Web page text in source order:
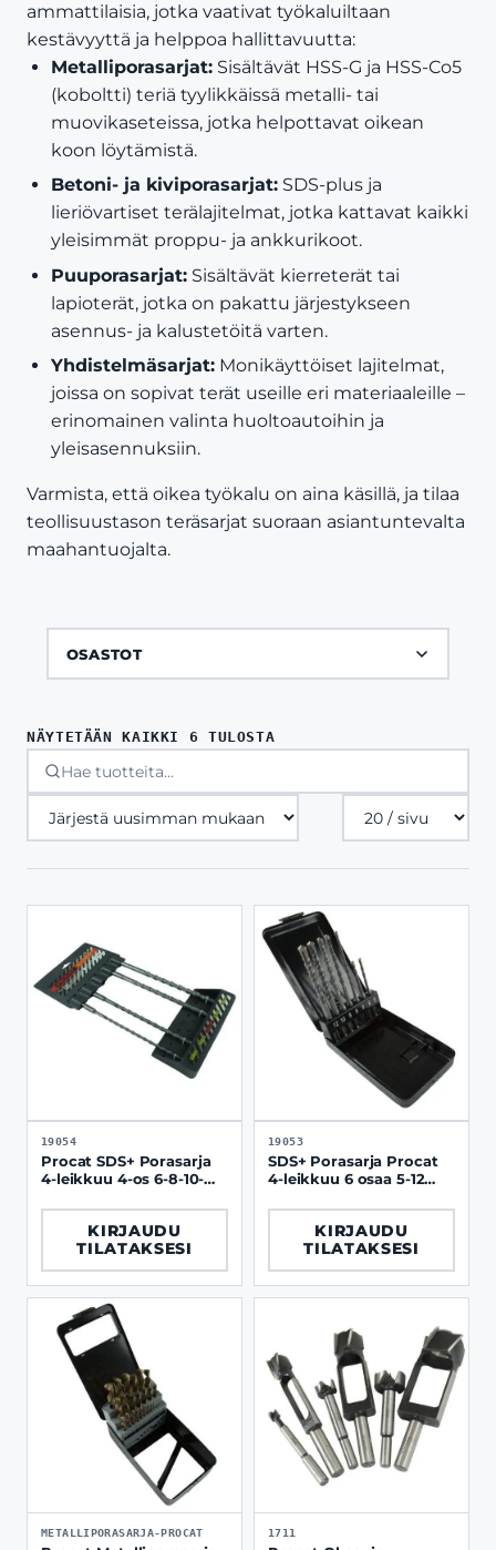
ammattilaisia, jotka vaativat työkaluiltaan
kestävyyttä ja helppoa hallittavuutta:
Metalliporasarjat: Sisältävät HSS-G ja HSS-Co5
(koboltti) teriä tyylikkäissä metalli- tai
muovikaseteissa, jotka helpottavat oikean
koon löytämistä.
Betoni- ja kiviporasarjat: SDS-plus ja
lieriövartiset terälajitelmat, jotka kattavat kaikki
yleisimmät proppu- ja ankkurikoot.
Puuporasarjat: Sisältävät kierreterät tai
lapioterät, jotka on pakattu järjestykseen
asennus- ja kalustetöitä varten.
Yhdistelmäsarjat: Monikäyttöiset lajitelmat,
joissa on sopivat terät useille eri materiaaleille –
erinomainen valinta huoltoautoihin ja
yleisasennuksiin.
Varmista, että oikea työkalu on aina käsillä, ja tilaa
teollisuustason teräsarjat suoraan asiantuntevalta
maahantuojalta.
OSASTOT
NÄYTETÄÄN KAIKKI 6 TULOSTASORTED
Tuotteita
sivulla
19054
Procat SDS+ Porasarja
4-leikkuu 4-os 6-8-10-
KIRJAUDU
TILATAKSESI
19053
SDS+ Porasarja Procat
4-leikkuu 6 osaa 5-12
KIRJAUDU
TILATAKSESI
METALLIPORASARJA-PROCAT 1711